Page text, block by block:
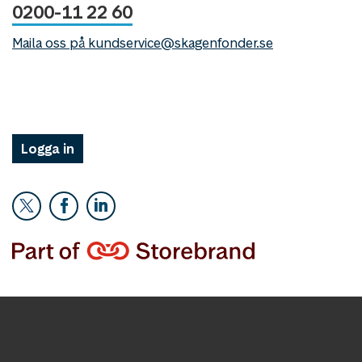
0200-11 22 60
Maila oss på kundservice@skagenfonder.se
Logga in